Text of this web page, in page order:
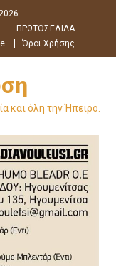
ΠΡΩΤΟΣΕΛΙΔΑ
Όροι Χρήσης
και όλη την Ήπειρο.